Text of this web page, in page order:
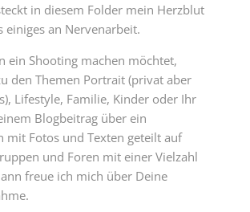
in diesem Folder mein Herzblut
einiges an Nervenarbeit.
ein Shooting machen möchtet,
den Themen Portrait (privat aber
Lifestyle, Familie, Kinder oder Ihr
Blogbeitrag über ein
mit Fotos und Texten geteilt auf
und Foren mit einer Vielzahl
freue ich mich über Deine